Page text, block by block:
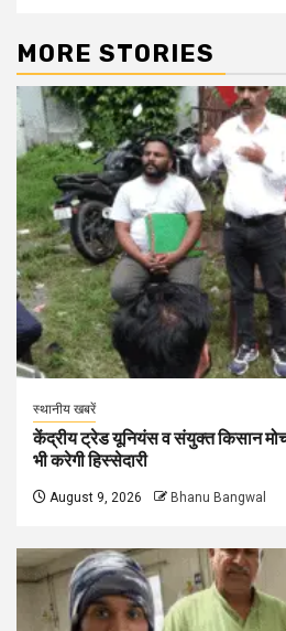
MORE STORIES
स्थानीय खबरें
केंद्रीय ट्रेड यूनियंस व संयुक्त किसान
भी करेगी हिस्सेदारी
August 9, 2026 Bhanu Bangwal